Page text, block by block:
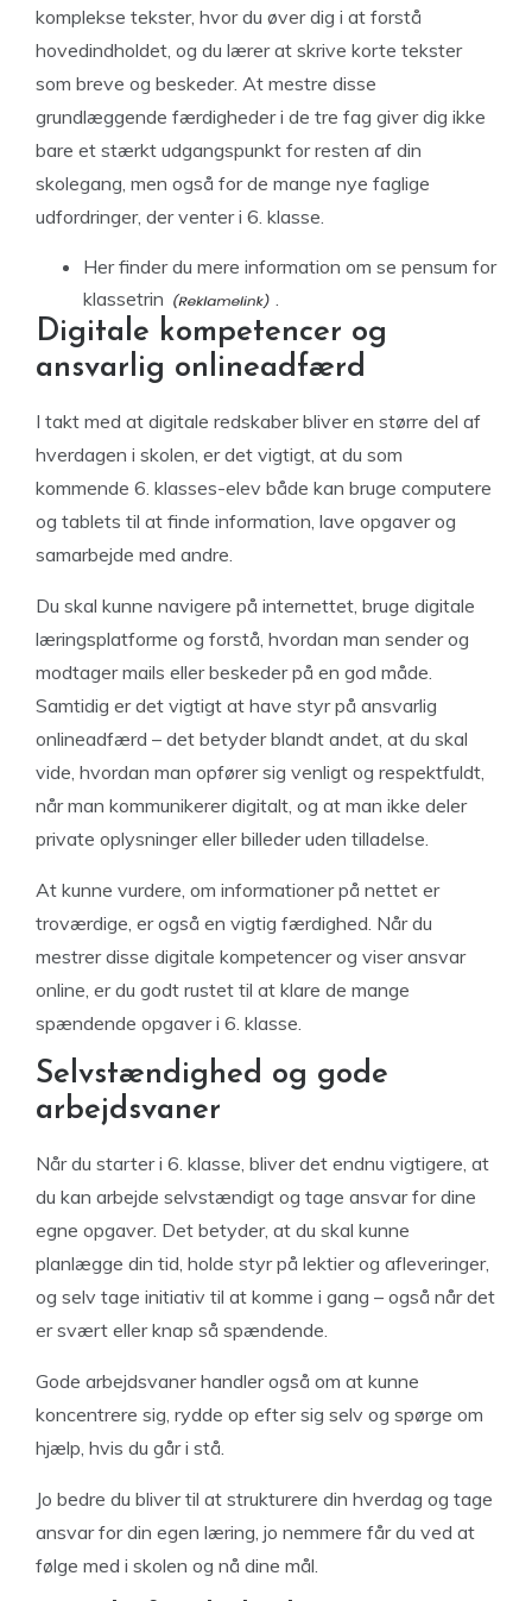
komplekse tekster, hvor du øver dig i at forstå
hovedindholdet, og du lærer at skrive korte tekster
som breve og beskeder. At mestre disse
grundlæggende færdigheder i de tre fag giver dig ikke
bare et stærkt udgangspunkt for resten af din
skolegang, men også for de mange nye faglige
udfordringer, der venter i 6. klasse.
Her finderdu mere information om se pensum for
klassetrin
Digitale kompetencer og
ansvarlig onlineadfærd
I takt med at digitale redskaber bliver en større del af
hverdagen i skolen, er det vigtigt, at du som
kommende 6. klasses-elev både kan bruge computere
og tablets til at finde information, lave opgaver og
samarbejde med andre.
Du skal kunne navigere på internettet, bruge digitale
læringsplatforme og forstå, hvordan man sender og
modtager mails eller beskeder på en god måde.
Samtidig er det vigtigt at have styr på ansvarlig
onlineadfærd – det betyder blandt andet, at du skal
vide, hvordan man opfører sig venligt og respektfuldt,
når man kommunikerer digitalt, og at man ikke deler
private oplysninger eller billeder uden tilladelse.
At kunne vurdere, om informationer på nettet er
troværdige, er også en vigtig færdighed. Når du
mestrer disse digitale kompetencer og viser ansvar
online, er du godt rustet til at klare de mange
spændende opgaver i 6. klasse.
Selvstændighed og gode
arbejdsvaner
Når du starter i 6. klasse, bliver det endnu vigtigere, at
du kan arbejde selvstændigt og tage ansvar for dine
egne opgaver. Det betyder, at du skal kunne
planlægge din tid, holde styr på lektier og afleveringer,
og selv tage initiativ til at komme i gang – også når det
er svært eller knap så spændende.
Gode arbejdsvaner handler også om at kunne
koncentrere sig, rydde op efter sig selv og spørge om
hjælp, hvis du går i stå.
Jo bedre du bliver til at strukturere din hverdag og tage
ansvar for din egen læring, jo nemmere får du ved at
følge med i skolen og nå dine mål.